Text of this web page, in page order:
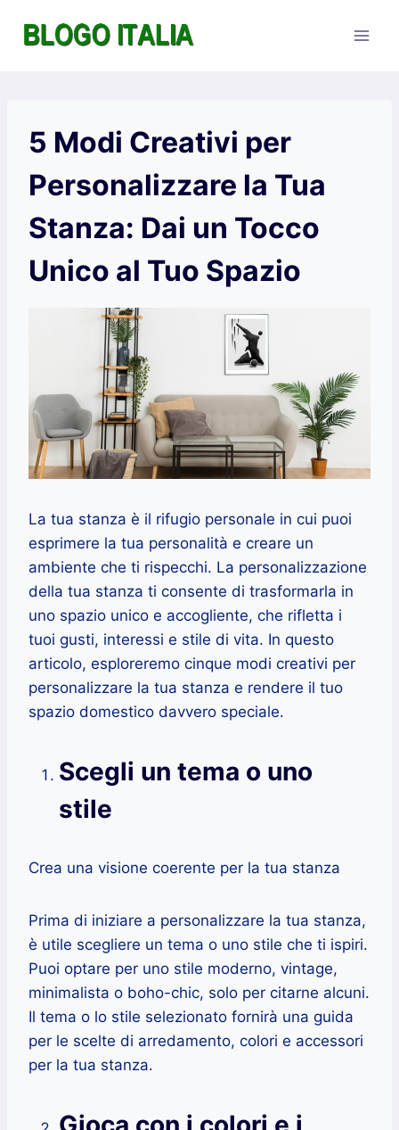
5 Modi Creativi per
Personalizzare la Tua
Stanza: Dai un Tocco
Unico al Tuo Spazio
La tua stanza è il rifugio personale in cui puoi
esprimere la tua personalità e creare un
ambiente che ti rispecchi. La personalizzazione
della tua stanza ti consente di trasformarla in
uno spazio unico e accogliente, che rifletta i
tuoi gusti, interessi e stile di vita. In questo
articolo, esploreremo cinque modi creativi per
personalizzare la tua stanza e rendere il tuo
spazio domestico davvero speciale.
Scegli un tema o uno
stile
Crea una visione coerente per la tua stanza
Prima di iniziare a personalizzare la tua stanza,
è utile scegliere un tema o uno stile che ti ispiri.
Puoi optare per uno stile moderno, vintage,
minimalista o boho-chic, solo per citarne alcuni.
Il tema o lo stile selezionato fornirà una guida
per le scelte di arredamento, colori e accessori
per la tua stanza.